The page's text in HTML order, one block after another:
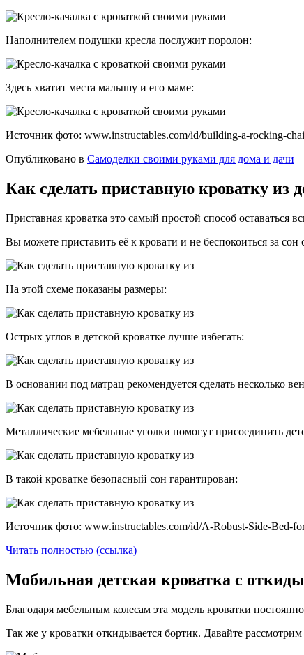
Наполнителем подушки кресла послужит поролон:
Здесь хватит места малышу и его маме:
Источник фото: www.instructables.com/id/building-a-rocking-
Опубликовано в Самоделки своими руками для дома и дачи
Как сделать приставную кроватку из
Приставная кроватка это самый простой способ оставаться
Вы можете приставить её к кровати и не беспокоиться за
На этой схеме показаны размеры:
Острых углов в детской кроватке лучше избегать:
В основании под матрац рекомендуется сделать несколько
Металлические мебельные уголки помогут присоединить
В такой кроватке безопасный сон гарантирован:
Источник фото: www.instructables.com/id/A-Robust-Side-Bed-
Читать полностью (ссылка)
Мобильная детская кроватка с
Благодаря мебельным колесам эта модель кроватки
Так же у кроватки откидывается бортик. Давайте